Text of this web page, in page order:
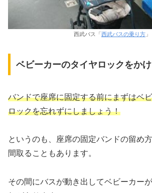
西武バス「西武バスの乗り方 」
ベビーカーのタイヤロックをか
バンドで座席に固定する前にまずはベ
ロックを忘れずにしましょう！
というのも、座席の固定バンドの留め
間取ることもあります。
その間にバスが動き出してベビーカー